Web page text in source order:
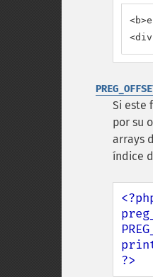
Si este
por su
arrays
índice
?>